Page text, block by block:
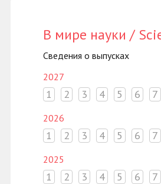
В мире науки /
Сведения о выпусках
2027
1 2 3 4 5 6 7
2026
1 2 3 4 5 6 7
2025
1 2 3 4 5 6 7